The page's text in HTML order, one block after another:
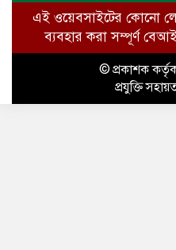
এই ওয়েবসাইটের কোনো
ব্যবহার করা সম্পূর্ণ
© প্রকাশক কর্তৃক
প্রযুক্তি